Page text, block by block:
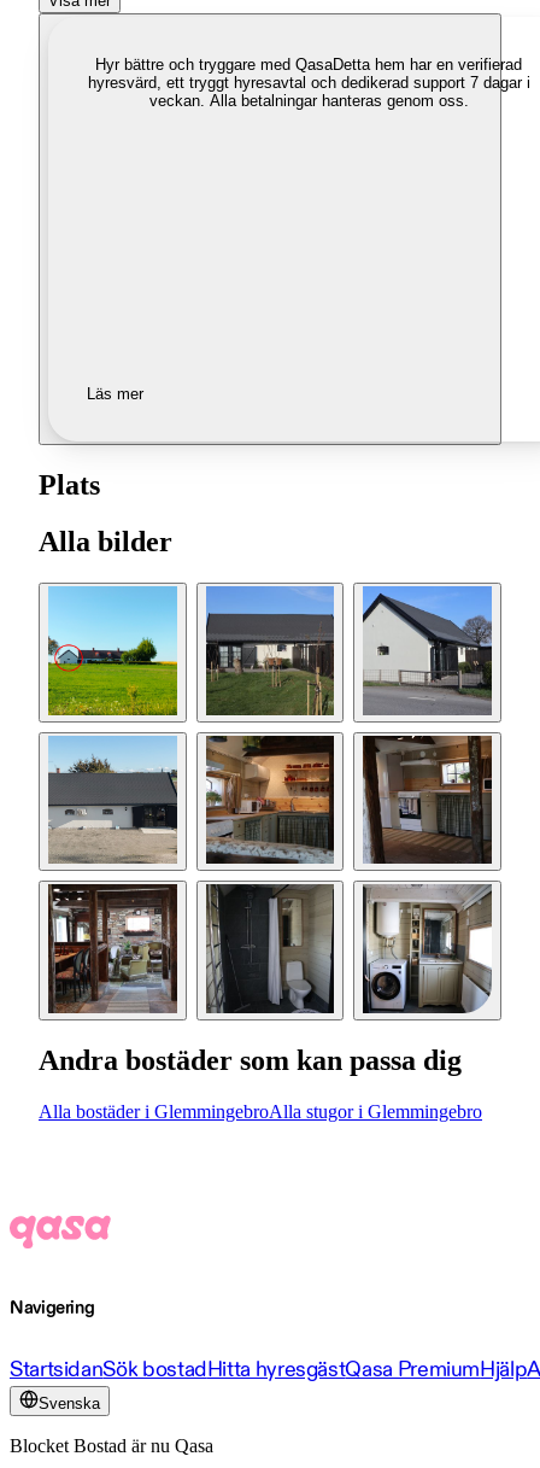
Hyr bättre och tryggare med QasaDetta hem har en verifierad
hyresvärd, ett tryggt hyresavtal och dedikerad support 7 dagar i
veckan. Alla betalningar hanteras genom oss.
Läs mer
Plats
Alla bilder
Andra bostäder som kan passa dig
Alla bostäder i GlemmingebroAlla stugor i Glemmingebro
Navigering
StartsidanSök bostadHitta hyresgästQasa PremiumHjälp
Svenska
Blocket Bostad är nu Qasa